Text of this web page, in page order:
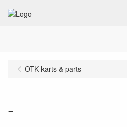
OTK karts & parts
-